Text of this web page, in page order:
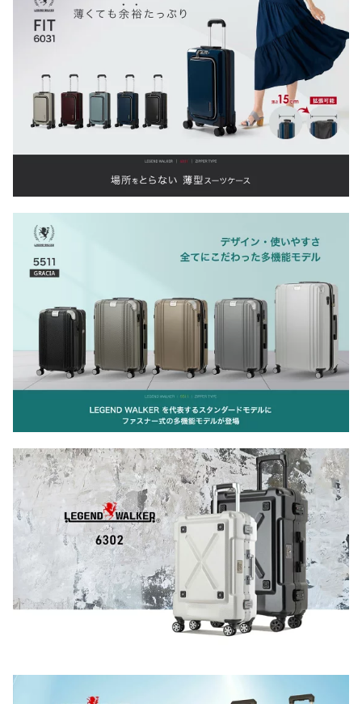
ジネス レディース メン
旅行 メンズ レディース
外旅行 留学 メンズ レデ
ィース